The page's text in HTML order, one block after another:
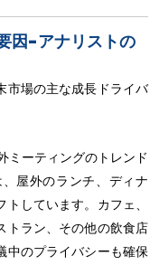
因-アナリストの
市場の主な成長ドライバ
ミーティングのトレンド
屋外のランチ、ディナ
しています。カフェ、
トラン、その他の飲食店
中のプライバシーも確保